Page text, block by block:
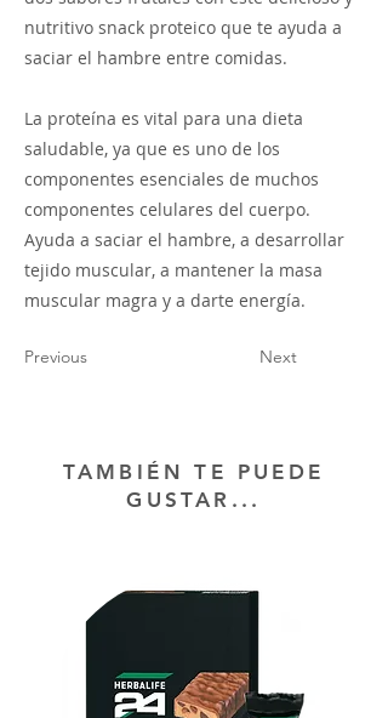
nutritivo snack proteico que te ayuda a
saciar el hambre entre comidas.
La proteína es vital para una dieta
saludable, ya que es uno de los
componentes esenciales de muchos
componentes celulares del cuerpo.
Ayuda a saciar el hambre, a desarrollar
tejido muscular, a mantener la masa
muscular magra y a darte energía.
Previous Next
TAMBIÉN TE PUEDE
GUSTAR...